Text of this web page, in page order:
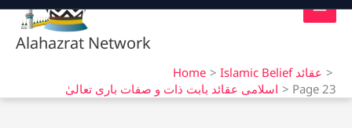
Alahazrat Network
Home
Islamic Belief عقائد
اسلامی عقائد بابت ذات و صفات باری تعالیٰ
Page 23